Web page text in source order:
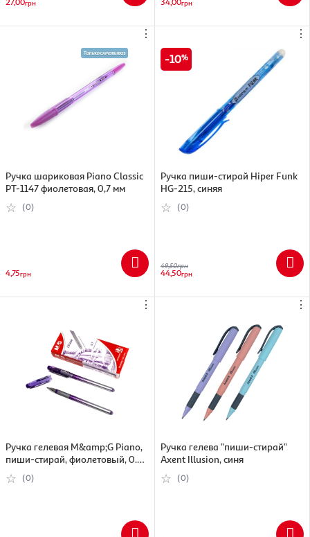
грн грн
⋮
Ручка шариковая Piano Classic
PT-1147 фиолетовая, 0,7 мм
(0)
4,75грн
⋮
10
Ручка пиши-стирай Hiper Funk
HG-215, синяя
(0)
49,50грн
44,50грн
⋮
Ручка гелевая M&amp;G Piano,
пиши-стирай, фиолетовый, 0.7
мм (6933631511918)
(0)
⋮
Ручка гелева "пиши-стирай"
Axent Illusion, синя
(0)